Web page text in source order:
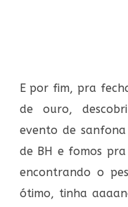
E por fim, pra
de ouro,
evento de
de BH e fomos
encontrando o
ótimo, tinha